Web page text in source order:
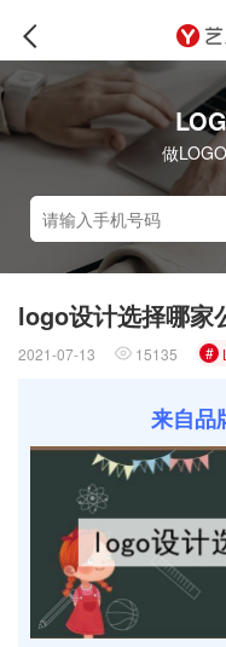
做
logo设计选择哪家
2021-07-13 15135 #
来自品